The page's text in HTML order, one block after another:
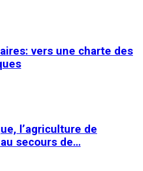
vers une charte des
l’agriculture de
secours de…